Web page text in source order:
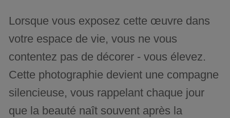
Lorsque vous exposez cette œuvre dans
votre espace de vie, vous ne vous
contentez pas de décorer - vous élevez.
Cette photographie devient une compagne
silencieuse, vous rappelant chaque jour
que la beauté naît souvent après la